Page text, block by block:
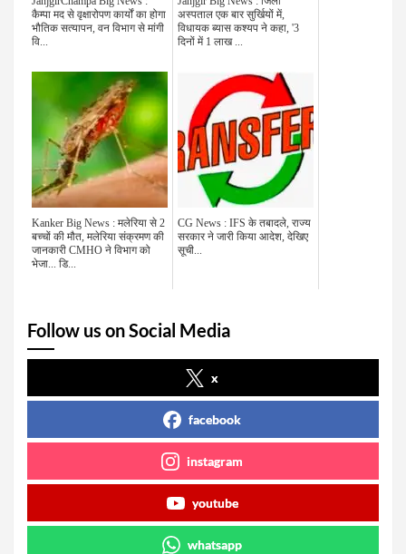
कैम्पा मद से वृक्षारोपण कार्यों का होगा
भौतिक सत्यापन, वन विभाग से मांगी
वि...
अस्पताल एक बार सुर्खियों में,
विधायक ब्यास कश्यप ने कहा, '3
दिनों में 1 लाख ...
Kanker Big News : मलेरिया से 2
बच्चों की मौत, मलेरिया संक्रमण की
जानकारी CMHO ने विभाग को
भेजा... डि...
CG News : IFS के तबादले, राज्य
सरकार ने जारी किया आदेश, देखिए
सूची...
Follow us on Social Media
x
facebook
instagram
youtube
whatsapp